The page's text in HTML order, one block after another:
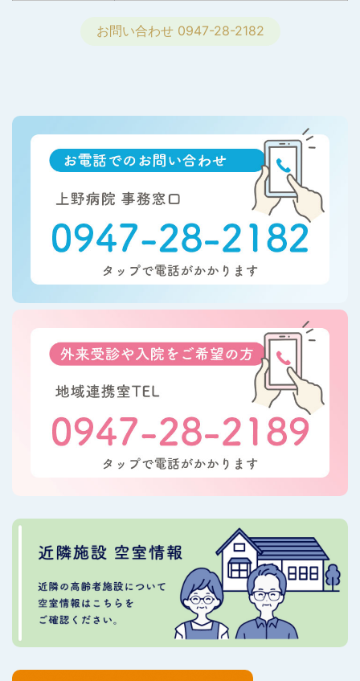
お問い合わせ 0947-28-2182